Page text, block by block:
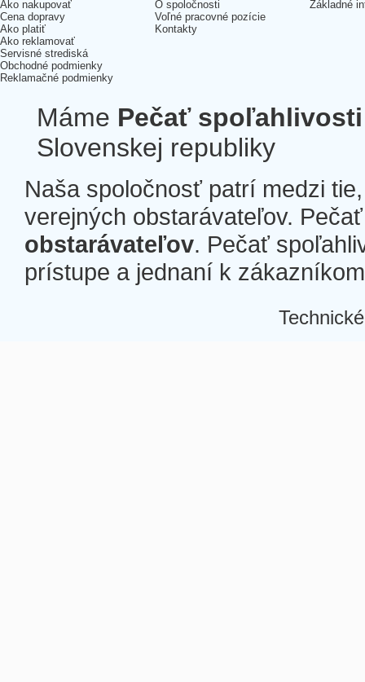
Ako nakupovať
Cena dopravy
Ako platiť
Ako reklamovať
Servisné strediská
Obchodné podmienky
Reklamačné podmienky
O spoločnosti
Voľné pracovné pozície
Kontakty
Základné
Máme Pečať spoľahlivosti
Slovenskej republiky
Naša spoločnosť patrí medzi
verejných obstarávateľov.
obstarávateľov. Pečať
prístupe a jednaní k